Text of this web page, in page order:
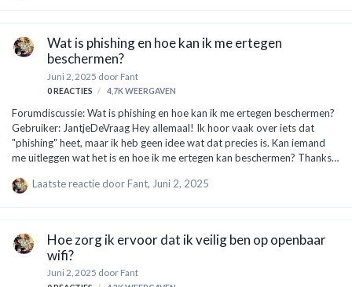
de URL goed gespeld is. Nepwebsites gebruiken vaak kleine variaties,
zoals ‘g00gle.com’ in plaats van ‘google.com’. Web…
Wat is phishing en hoe kan ik me ertegen
beschermen?
Juni 2, 2025 door Fant
0REACTIES 4,7K WEERGAVEN
Forumdiscussie: Wat is phishing en hoe kan ik me ertegen beschermen?
Gebruiker: JantjeDeVraag Hey allemaal! Ik hoor vaak over iets dat
"phishing" heet, maar ik heb geen idee wat dat precies is. Kan iemand
me uitleggen wat het is en hoe ik me ertegen kan beschermen? Thanks!
superbelangrijk om dit te begrijpen. Phishing is eigenlijk een manier
sociale media of zelfs sms-berichten. Hoe werkt het? Bijvoorbeeld: je
krijgt een e-mail van wat lijkt op je bank, met het …
Laatste reactie doorFant, Juni 2, 2025
Hoe zorg ik ervoor dat ik veilig ben op openbaar
wifi?
Juni 2, 2025 door Fant